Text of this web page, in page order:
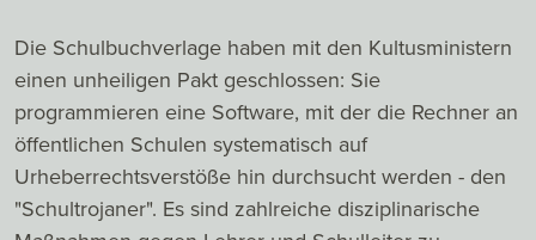
Die Schulbuchverlage haben mit den Kultusministern
einen unheiligen Pakt geschlossen: Sie
programmieren eine Software, mit der die Rechner an
öffentlichen Schulen systematisch auf
Urheberrechtsverstöße hin durchsucht werden - den
"Schultrojaner". Es sind zahlreiche disziplinarische